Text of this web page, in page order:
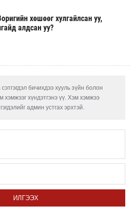
хөшөөг хулгайлсан уу,
алдсан уу?
бичихдээ хууль зүйн болон
хэмжээг хүндэтгэнэ үү. Хэм хэмжээ
админ устгах эрхтэй.
ИЛГЭЭХ